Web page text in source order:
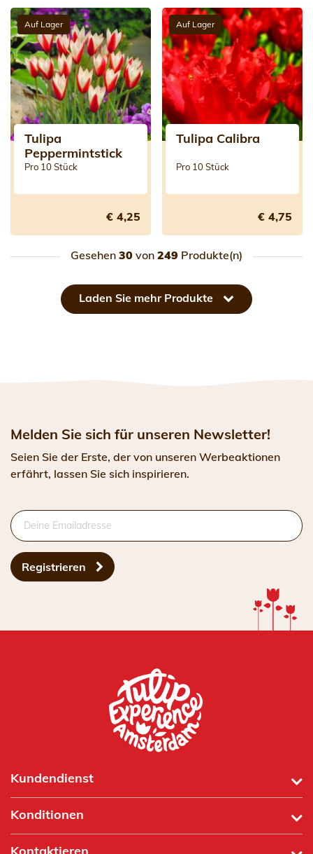
Auf Lager
Tulipa
Peppermintstick
Pro 10 Stück
€ 4,25
Auf Lager
Tulipa Calibra
Pro 10 Stück
€ 4,75
Gesehen 30 von 249 Produkte(n)
Laden Sie mehr Produkte
Melden Sie sich für unseren Newsletter!
Seien Sie der Erste, der von unseren Werbeaktionen
erfährt, lassen Sie sich inspirieren.
Registrieren
Kundendienst
Konditionen